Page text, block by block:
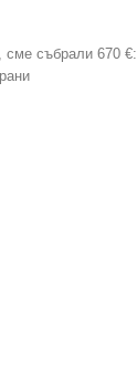
сме събрали 670 €: